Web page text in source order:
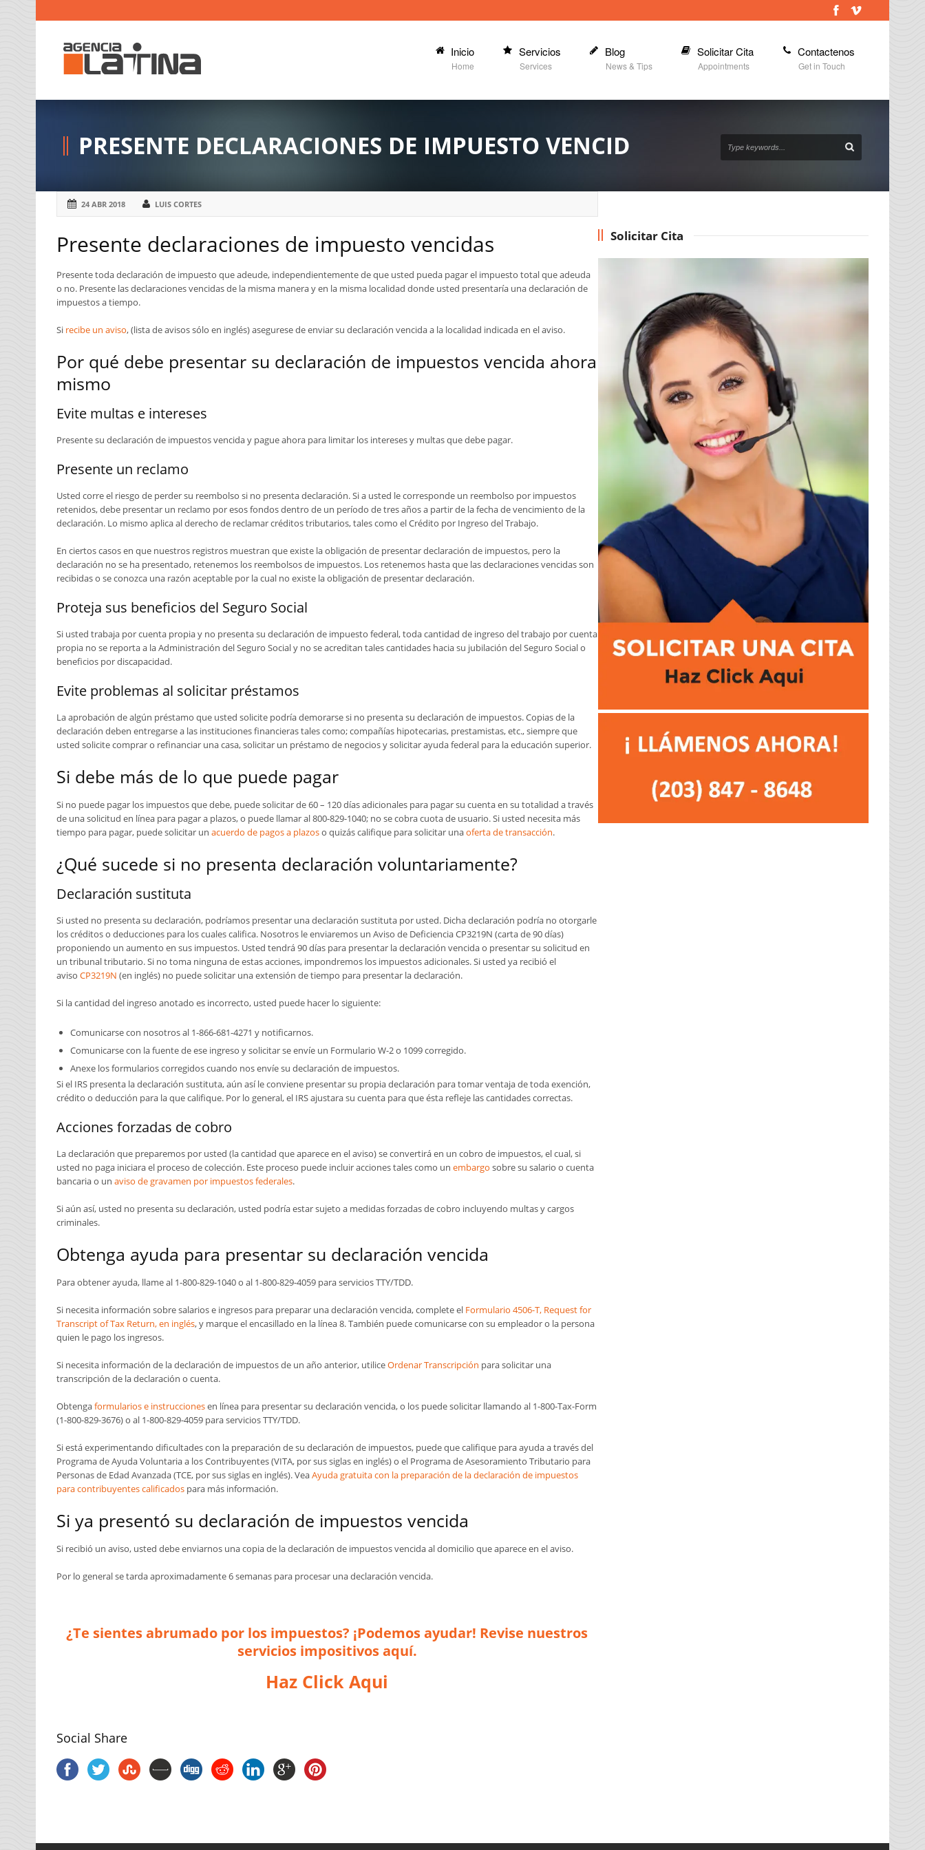
Inicio
Home
Servicios
Services
Blog
News & Tips
Solicitar Cita
Appointments
Contactenos
Get in Touch
PRESENTE DECLARACIONES DE IMPUESTO VENCID
24 ABR 2018 LUIS CORTES
Presente declaraciones de impuesto vencidas
Presente toda declaración de impuesto que adeude, independientemente de que usted pueda pagar el impuesto total que adeuda
o no. Presente las declaraciones vencidas de la misma manera y en la misma localidad donde usted presentaría una declaración de
impuestos a tiempo.
Si recibe un aviso, (lista de avisos sólo en inglés) asegurese de enviar su declaración vencida a la localidad indicada en el aviso.
Por qué debe presentar su declaración de impuestos vencida ahora
mismo
Evite multas e intereses
Presente su declaración de impuestos vencida y pague ahora para limitar los intereses y multas que debe pagar.
Presente un reclamo
Usted corre el riesgo de perder su reembolso si no presenta declaración. Si a usted le corresponde un reembolso por impuestos
retenidos, debe presentar un reclamo por esos fondos dentro de un período de tres años a partir de la fecha de vencimiento de la
declaración. Lo mismo aplica al derecho de reclamar créditos tributarios, tales como el Crédito por Ingreso del Trabajo.
En ciertos casos en que nuestros registros muestran que existe la obligación de presentar declaración de impuestos, pero la
declaración no se ha presentado, retenemos los reembolsos de impuestos. Los retenemos hasta que las declaraciones vencidas son
recibidas o se conozca una razón aceptable por la cual no existe la obligación de presentar declaración.
Proteja sus beneficios del Seguro Social
Si usted trabaja por cuenta propia y no presenta su declaración de impuesto federal, toda cantidad de ingreso del trabajo por cuenta
propia no se reporta a la Administración del Seguro Social y no se acreditan tales cantidades hacia su jubilación del Seguro Social o
beneficios por discapacidad.
Evite problemas al solicitar préstamos
La aprobación de algún préstamo que usted solicite podría demorarse si no presenta su declaración de impuestos. Copias de la
declaración deben entregarse a las instituciones financieras tales como; compañías hipotecarias, prestamistas, etc., siempre que
usted solicite comprar o refinanciar una casa, solicitar un préstamo de negocios y solicitar ayuda federal para la educación superior.
Si debe más de lo que puede pagar
Si no puede pagar los impuestos que debe, puede solicitar de 60 – 120 días adicionales para pagar su cuenta en su totalidad a través
de una solicitud en línea para pagar a plazos, o puede llamar al 800-829-1040; no se cobra cuota de usuario. Si usted necesita más
tiempo para pagar, puede solicitar un acuerdo de pagos a plazoso quizás califique para solicitar unaoferta de transacción.
¿Qué sucede si no presenta declaración voluntariamente?
Declaración sustituta
Si usted no presenta su declaración, podríamos presentar una declaración sustituta por usted. Dicha declaración podría no otorgarle
los créditos o deducciones para los cuales califica. Nosotros le enviaremos un Aviso de Deficiencia CP3219N (carta de 90 días)
proponiendo un aumento en sus impuestos. Usted tendrá 90 días para presentar la declaración vencida o presentar su solicitud en
un tribunal tributario. Si no toma ninguna de estas acciones, impondremos los impuestos adicionales. Si usted ya recibió el
aviso CP3219N (en inglés) no puede solicitar una extensión de tiempo para presentar la declaración.
Si la cantidad del ingreso anotado es incorrecto, usted puede hacer lo siguiente:
Comunicarse con nosotros al 1-866-681-4271 y notificarnos.
Comunicarse con la fuente de ese ingreso y solicitar se envíe un Formulario W-2 o 1099 corregido.
Anexe los formularios corregidos cuando nos envíe su declaración de impuestos.
Si el IRS presenta la declaración sustituta, aún así le conviene presentar su propia declaración para tomar ventaja de toda exención,
crédito o deducción para la que califique. Por lo general, el IRSajustara su cuenta para que ésta refleje las cantidades correctas.
Acciones forzadas de cobro
La declaración que preparemos por usted (la cantidad que aparece en el aviso) se convertirá en un cobro de impuestos, el cual, si
usted no paga iniciara el proceso de colección. Este proceso puede incluir acciones tales como un embargo sobre su salario o cuenta
bancaria o un aviso de gravamen por impuestos federales.
Si aún así, usted no presenta su declaración, usted podría estar sujeto a medidas forzadas de cobro incluyendo multas y cargos
criminales.
Obtenga ayuda para presentar su declaración vencida
Para obtener ayuda, llame al 1-800-829-1040 o al 1-800-829-4059 para serviciosTTY/TDD.
Si necesita información sobre salarios e ingresos para preparar una declaración vencida, complete el Formulario 4506-T, Request for
Transcript of Tax Return, en inglés, y marque el encasillado en la línea 8. También puede comunicarse con su empleador o la persona
quien le pago los ingresos.
Si necesita información de la declaración de impuestos de un año anterior, utiliceOrdenar Transcripción para solicitar una
transcripción de la declaración o cuenta.
Obtengaformularios e instruccionesen línea para presentar su declaración vencida, o los puede solicitar llamando al 1-800-Tax-Form
(1-800-829-3676) o al 1-800-829-4059 para serviciosTTY/TDD.
Si está experimentando dificultades con la preparación de su declaración de impuestos, puede que califique para ayuda a través del
Programa de Ayuda Voluntaria a los Contribuyentes (VITA, por sus siglas en inglés) o el Programa de Asesoramiento Tributario para
Personas de Edad Avanzada (TCE, por sus siglas en inglés). VeaAyuda gratuita con la preparación de la declaración de impuestos
para contribuyentes calificados para más información.
Si ya presentó su declaración de impuestos vencida
Si recibió un aviso, usted debe enviarnos una copia de la declaración de impuestos vencida al domicilio que aparece en el aviso.
Por lo general se tarda aproximadamente 6 semanas para procesar una declaración vencida.
¿Te sientes abrumado por los impuestos? ¡Podemos ayudar! Revise nuestros
servicios impositivos aquí.
Haz Click Aqui
Social Share
Solicitar Cita